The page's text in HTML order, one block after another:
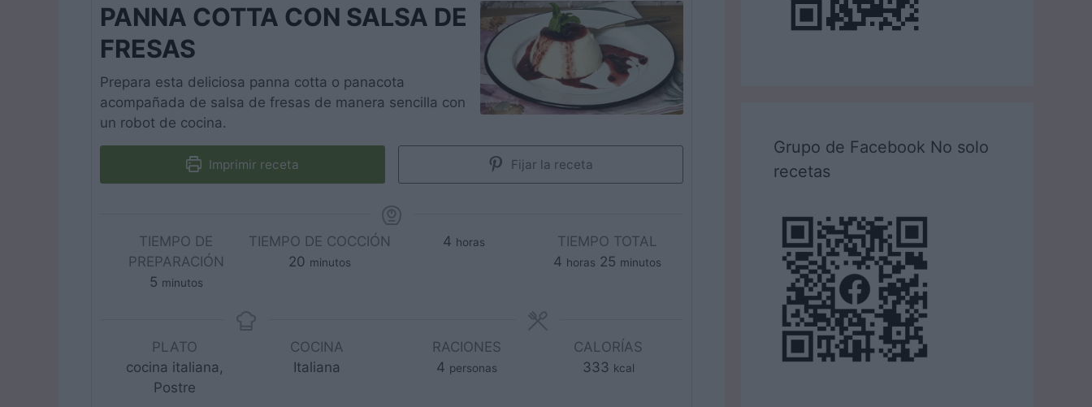
PANNA COTTA CON SALSA DE
FRESAS
Prepara esta deliciosa panna cotta o panacota
acompañada de salsa de fresas de manera sencilla con
un robot de cocina.
Imprimir receta Fijar la receta
TIEMPO DE
PREPARACIÓN
5minutos
minutos
TIEMPO DE COCCIÓN
20 minutos
minutos
4horas
horas
TIEMPO TOTAL
4 horas
horas 25 minutos
minutos
PLATO
cocina italiana,
Postre
COCINA
Italiana
RACIONES
4 personas
CALORÍAS
333 kcal
Grupo de Facebook No solo
recetas